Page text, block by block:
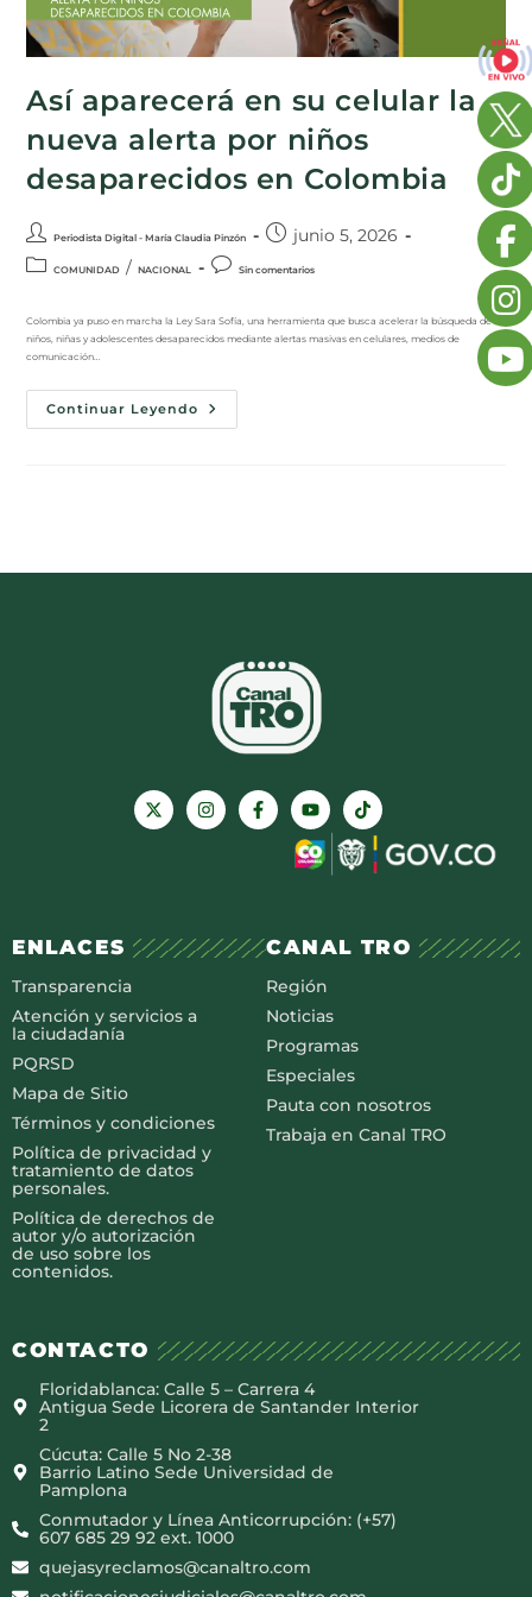
Así aparecerá en su celular la
nueva alerta por niños
desaparecidos en Colombia
Periodista Digital - María Claudia Pinzón junio 5, 2026
COMUNIDAD / NACIONAL Sin comentarios
Colombia ya puso en marcha la Ley Sara Sofía, una herramienta que busca acelerar la búsqueda de
niños, niñas y adolescentes desaparecidos mediante alertas masivas en celulares, medios de
comunicación…
Continuar Leyendo
ENLACES
Transparencia
Atención y servicios a
la ciudadanía
PQRSD
Mapa de Sitio
Términos y condiciones
Política de privacidad y
tratamiento de datos
personales.
Política de derechos de
autor y/o autorización
de uso sobre los
contenidos.
CANAL TRO
Región
Noticias
Programas
Especiales
Pauta con nosotros
Trabaja en Canal TRO
CONTACTO
Floridablanca: Calle 5 – Carrera 4
Antigua Sede Licorera de Santander Interior
2
Cúcuta: Calle 5 No 2-38
Barrio Latino Sede Universidad de
Pamplona
Conmutador y Línea Anticorrupción: (+57)
607 685 29 92 ext. 1000
quejasyreclamos@canaltro.com